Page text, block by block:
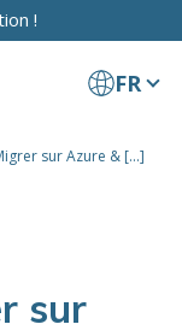
!
FR
sur Azure & [...]
sur